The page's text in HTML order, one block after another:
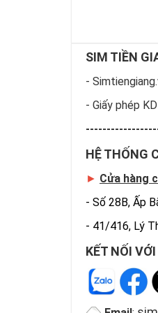
SIM TIỀN
-
- Giấy phép
HỆ THỐNG
► Cửa hàng
- Số 28B, Ấp
- 41/416, Lý
KẾT NỐI